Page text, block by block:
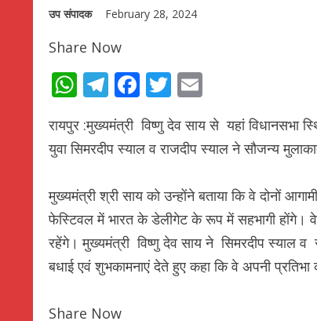
उप संपादक February 28, 2024
Share Now
WhatsApp
Telegram
Facebook
Twitter
रायपुर :मुख्यमंत्री विष्णु देव साय से यहां विधानसभा
युवा सिमरदीप स्याल व राजदीप स्याल ने सौजन्य
मुख्यमंत्री श्री साय को उन्होंने बताया कि वे दोनों
फेस्टिवल में भारत के डेलीगेट के रूप में सहभागी होंगे।
रहेंगे। मुख्यमंत्री विष्णु देव साय ने सिमरदीप स्याल व
बधाई एवं शुभकामनाएं देते हुए कहा कि वे अपनी
Share Now